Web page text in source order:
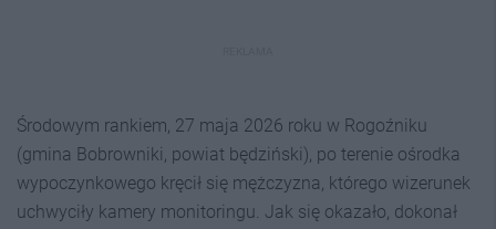
Środowym rankiem, 27 maja 2026 roku w Rogoźniku
(gmina Bobrowniki, powiat będziński), po terenie ośrodka
wypoczynkowego kręcił się mężczyzna, którego wizerunek
uchwyciły kamery monitoringu. Jak się okazało, dokonał